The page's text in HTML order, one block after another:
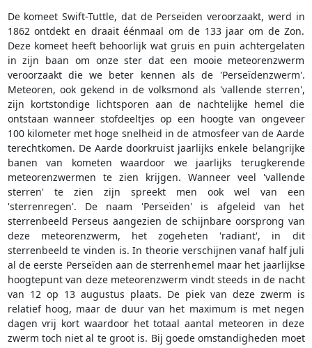
De komeet Swift-Tuttle, dat de Perseïden veroorzaakt, werd in
1862 ontdekt en draait éénmaal om de 133 jaar om de Zon.
Deze komeet heeft behoorlijk wat gruis en puin achtergelaten
in zijn baan om onze ster dat een mooie meteorenzwerm
veroorzaakt die we beter kennen als de 'Perseïdenzwerm'.
Meteoren, ook gekend in de volksmond als 'vallende sterren',
zijn kortstondige lichtsporen aan de nachtelijke hemel die
ontstaan wanneer stofdeeltjes op een hoogte van ongeveer
100 kilometer met hoge snelheid in de atmosfeer van de Aarde
terechtkomen. De Aarde doorkruist jaarlijks enkele belangrijke
banen van kometen waardoor we jaarlijks terugkerende
meteorenzwermen te zien krijgen. Wanneer veel 'vallende
sterren' te zien zijn spreekt men ook wel van een
'sterrenregen'. De naam 'Perseïden' is afgeleid van het
sterrenbeeld Perseus aangezien de schijnbare oorsprong van
deze meteorenzwerm, het zogeheten 'radiant', in dit
sterrenbeeld te vinden is. In theorie verschijnen vanaf half juli
al de eerste Perseïden aan de sterrenhemel maar het jaarlijkse
hoogtepunt van deze meteorenzwerm vindt steeds in de nacht
van 12 op 13 augustus plaats. De piek van deze zwerm is
relatief hoog, maar de duur van het maximum is met negen
dagen vrij kort waardoor het totaal aantal meteoren in deze
zwerm toch niet al te groot is. Bij goede omstandigheden moet